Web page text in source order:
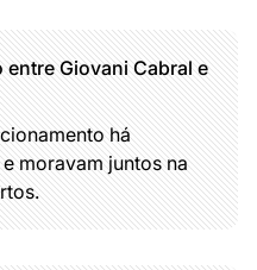
Giovani Cabral e
há
moravam juntos na